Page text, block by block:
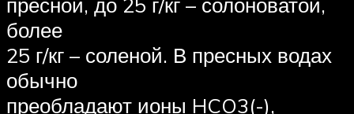
более
25 г/кг – соленой. В пресных водах
обычно
преобладают ионы HCO3(-),